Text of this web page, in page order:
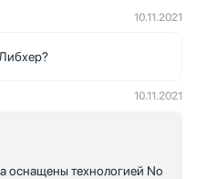
10.11.2021
10.11.2021
оснащены технологией No